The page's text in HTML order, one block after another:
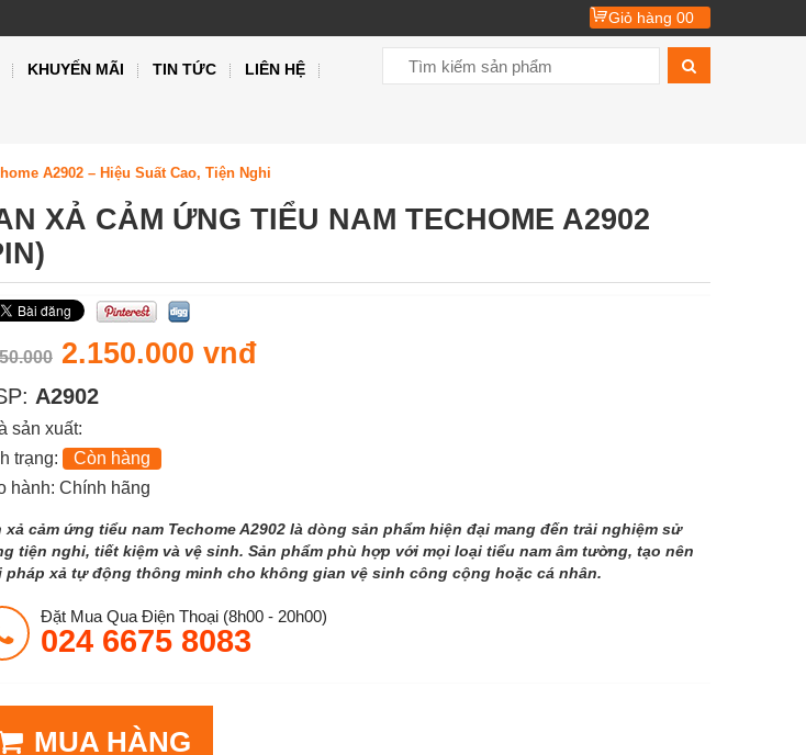
Giỏ hàng 00
KHUYẾN MÃI TIN TỨC LIÊN HỆ
A2902 – Hiệu Suất Cao, Tiện Nghi
XẢ CẢM ỨNG TIỂU NAM TECHOME A2902
2.150.000 vnđ
A2902
sản xuất:
trạng:
Còn hàng
hành: Chính hãng
xả cảm ứng tiểu nam Techome A2902 là dòng sản phẩm hiện đại mang đến trải nghiệm sử
tiện nghi, tiết kiệm và vệ sinh. Sản phẩm phù hợp với mọi loại tiểu nam âm tường, tạo nên
pháp xả tự động thông minh cho không gian vệ sinh công cộng hoặc cá nhân.
Đặt Mua Qua Điện Thoại (8h00 - 20h00)
024 6675 8083
MUA HÀNG